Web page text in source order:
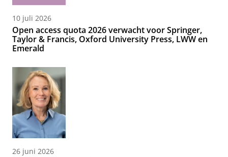
10 juli 2026
Open access quota 2026 verwacht voor Springer,
Taylor & Francis, Oxford University Press, LWW en
Emerald
26 juni 2026